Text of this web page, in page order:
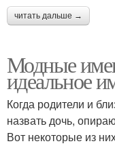
читать дальше →
Модные
идеальное
Когда родители и
назвать дочь,
Вот некоторые из